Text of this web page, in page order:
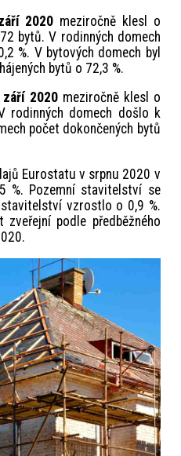
2020 meziročně klesl o
bytů. V rodinných domech
%. V bytových domech byl
bytů o 72,3 %.
září 2020meziročně klesl o
rodinných domech došlo k
počet dokončených bytů
Eurostatu v srpnu 2020 v
%. Pozemní stavitelství se
vzrostlo o 0,9 %.
podle předběžného